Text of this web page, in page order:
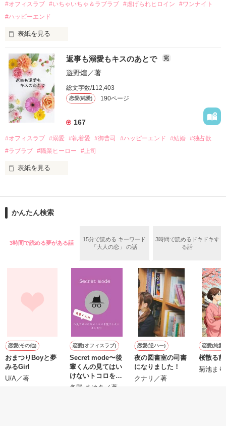
酔った勢いで一夜を共にしてしまった。
さらに、美桜が初めてだと知った哲平は
『責任をとる、結婚しよう』と真っ直ぐに告げてきた。
戸惑う美桜とは裏腹に、好きという気持ちを隠すことなく
甘やかしてくる。
そんなある日、哲平は美桜がストーカー被害に
遭っていることを知る。
美桜を守るため、哲平は同居を提案してきて――。
夏木美桜(なつきみお)
鳴海哲平 (なるみてっぺい)
2026.6.5～2026.7.25
＊以前、公開していた話の改稿版です＊
作品を読む
#オフィスラブ #いちゃいちゃ＆ラブラブ #虐げられヒロイン
#ワンナイト
#ハッピーエンド
表紙を見る
おかしな噂を流されて前の職場でうまくいかなかった梅田美
桜は、海外で傷心旅行をしていたところ、日本人美青年と出会
い、酒の勢いもあり一夜限りの関係となる。
帰国後、美桜は新しい職場でワンナイトした美青年と再会。
なんと彼の正体は、とある財閥御曹司にも関わらず、一族を離
れて起業した新進気鋭の実業家、社内でも冷徹だと評判な社長
――御影恭司その人だったのだ――！
なぜか恭司から飼い猫の世話係を命じられた美桜は、猫の世
の関係となってしまい――？
返事も溺愛もキスのあとで 完
遊野煌／著
総文字数/112,403
恋愛(純愛) 190ページ
167
#オフィスラブ #溺愛 #執着愛 #御曹司 #ハッピーエンド #結婚 #独占欲
#ラブラブ #職業ヒーロー #上司
表紙を見る
ションの企画戦略室で働いている。
めた、同期で恋人の石垣守（26）がいるのだが、後輩の姫原由
守と由羅から『便利屋雛子』と馬鹿にされ、一人こっそり泣い
鷹哉『宜しくな、俺の雛子』🦅
雛子『俺の……ひぃ、雛子？！！！』🐥
シゴデキで冷徹な上司が見せる素顔は、なぜか想像以上に甘く
※表紙も作中使用の画像も全てフリー素材です。
※執筆期間2026.6.3〜7.20完結です。
※他サイトさんにて恋愛トレンド1位でした〜良かったら読ん
で頂けると嬉しいです。
かんたん検索
3時間で読める夢がある話
15分で読める キーワード
「大人の恋」 の話
3時間で読めるドキドキす
る話
恋愛(その他)
おまつりBoyと夢
みるGirl
U/A／著
恋愛(オフィスラブ)
Secret mode〜後
輩くんの見てはい
けないトコロを見
てしまいました〜
冬野 まゆき／著
恋愛(逆ハー)
夜の図書室の司書
になりました！
クナリ／著
恋愛(純愛)
桜散る
菊池ま